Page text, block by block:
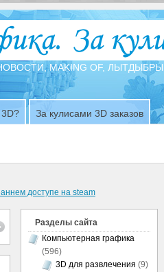
MAKING OF, ЛЫТДЫБРЫ
3D? За кулисами 3D заказов
Разделы сайта
Компьютерная графика
(596)
3D для развлечения (9)